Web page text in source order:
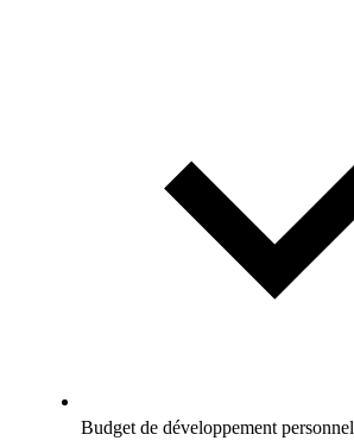
Budget de développement personnel